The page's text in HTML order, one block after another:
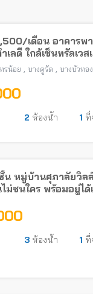
เดือน อาคาร
ลดี ใกล้เซ็นทรัลเวส
รน้อย บางคูรัด บางบัวทอง
2 ห้องน้ำ 1 ที่
หมู่บ้านศุภาลัยวิลล์
ม่ชนใคร พร้อมอยู่ได้
3 ห้องน้ำ 1 ที่